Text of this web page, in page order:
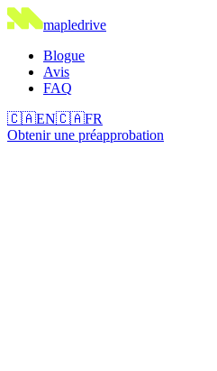
mapledrive
Blogue
Avis
FAQ
🇨🇦EN🇨🇦FR
Obtenir une préapprobation